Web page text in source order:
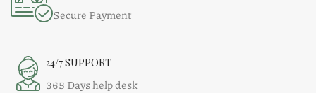
Secure Payment
24/7 SUPPORT
365 Days help desk